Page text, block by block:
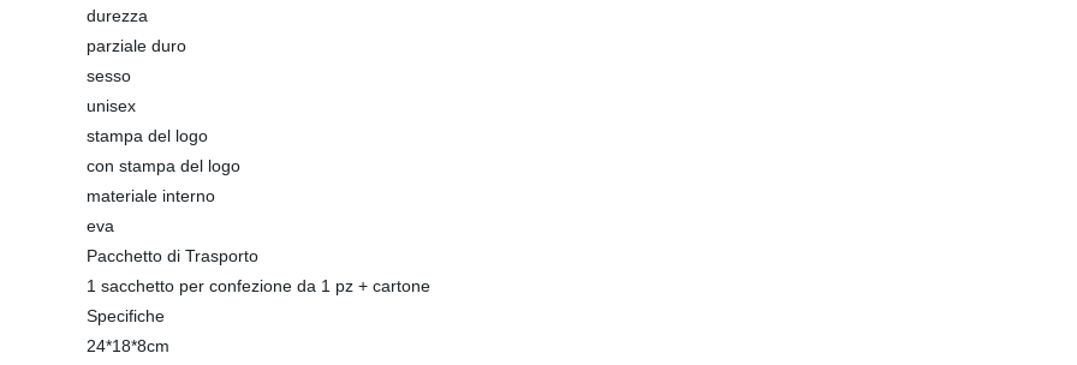
durezza
parziale duro
sesso
unisex
stampa del logo
con stampa del logo
materiale interno
eva
Pacchetto di Trasporto
1 sacchetto per confezione da 1 pz + cartone
Specifiche
24*18*8cm